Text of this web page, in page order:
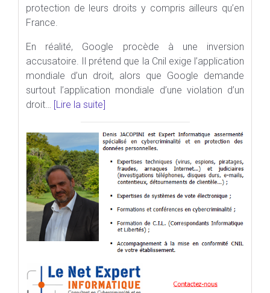
protection de leurs droits y compris ailleurs qu’en
France.
En réalité, Google procède à une inversion
accusatoire. Il prétend que la Cnil exige l’application
mondiale d’un droit, alors que Google demande
surtout l’application mondiale d’une violation d’un
droit… [Lire la suite]